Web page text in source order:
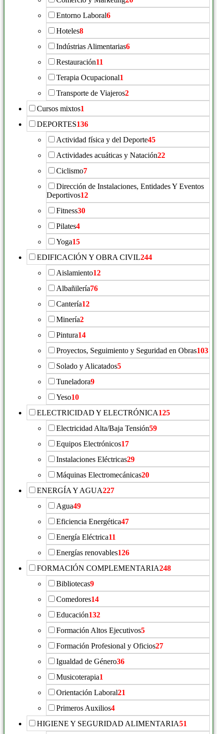
Entorno Laboral6
Hoteles8
Indústrias Alimentarias6
Restauración11
Terapia Ocupacional1
Transporte de Viajeros2
Cursos mixtos1
DEPORTES136
Actividad física y del Deporte45
Actividades acuáticas y Natación22
Ciclismo7
Dirección de Instalaciones, Entidades Y Eventos
Deportivos12
Fitness30
Pilates4
Yoga15
EDIFICACIÓN Y OBRA CIVIL244
Aislamiento12
Albañilería76
Cantería12
Minería2
Pintura14
Proyectos, Seguimiento y Seguridad en Obras103
Solado y Alicatados5
Tuneladora9
Yeso10
ELECTRICIDAD Y ELECTRÓNICA125
Electricidad Alta/Baja Tensión59
Equipos Electrónicos17
Instalaciones Eléctricas29
Máquinas Electromecánicas20
ENERGÍA Y AGUA227
Agua49
Eficiencia Energética47
Energía Eléctrica11
Energías renovables126
FORMACIÓN COMPLEMENTARIA248
Bibliotecas9
Comedores14
Educación132
Formación Altos Ejecutivos5
Formación Profesional y Oficios27
Igualdad de Género36
Musicoterapia1
Orientación Laboral21
Primeros Auxilios4
HIGIENE Y SEGURIDAD ALIMENTARIA51